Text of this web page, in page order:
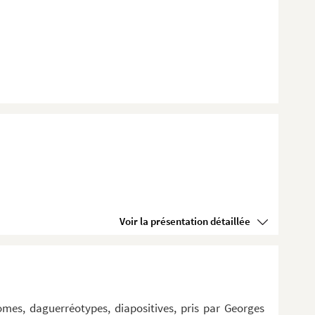
Voir la présentation détaillée
daguerréotypes, diapositives, pris par Georges